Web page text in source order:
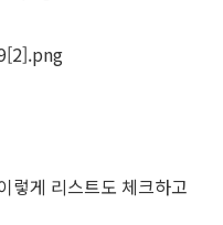
렇게 리스트도 체크하고